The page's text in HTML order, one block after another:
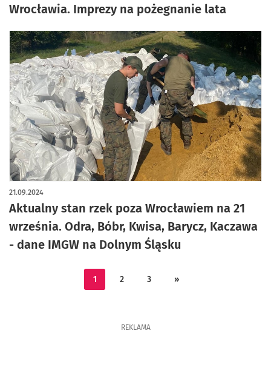
Wrocławia. Imprezy na pożegnanie lata
Aktualny stan rzek poza Wrocławiem na 21
września. Odra, Bóbr, Kwisa, Barycz, Kaczawa
- dane IMGW na Dolnym Śląsku
21.09.2024
1 2 3 »
REKLAMA